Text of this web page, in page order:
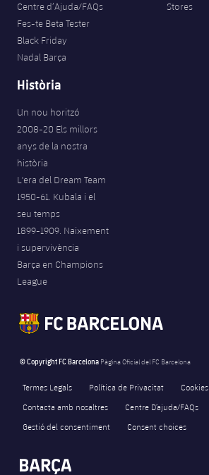
Centre d’Ajuda/FAQs
Fes-te Beta Tester
Black Friday
Nadal Barça
Stores
Història
Un nou horitzó
2008-20 Els millors
anys de la nostra
història
L'era del Dream Team
1950-61. Kubala i el
seu temps
1899-1909. Naixement
i supervivència
Barça en Champions
League
© Copyright FC Barcelona Pàgina Oficial del FC Barcelona
Termes Legals Política de Privacitat Cookies
Contacta amb nosaltres
Centre D’ajuda/FAQs
Gestió del consentiment
Consent choices